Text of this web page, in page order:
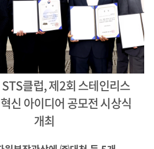
STS클럽,제2회 스테인리스
신 아이디어 공모전 시상식
개최